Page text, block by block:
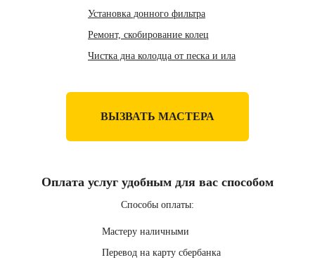
Установка донного фильтра
Ремонт, скобирование колец
Чистка дна колодца от песка и ила
ВЫЗВАТЬ МАСТЕРА
Оплата услуг удобным для вас способом
Способы оплаты:
Мастеру наличными
Перевод на карту сбербанка